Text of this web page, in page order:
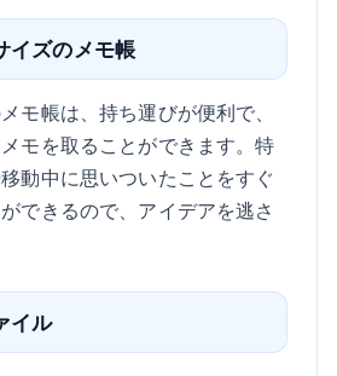
イズのメモ帳
モ帳は、持ち運びが便利で、
モを取ることができます。特
動中に思いついたことをすぐ
できるので、アイデアを逃さ
イル